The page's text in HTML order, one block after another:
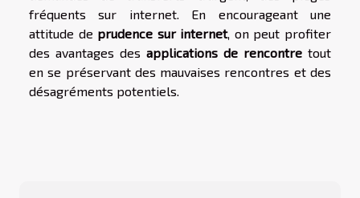
fréquents sur internet. En encourageant une
attitude de prudence sur internet, on peut profiter
des avantages des applications de rencontre tout
en se préservant des mauvaises rencontres et des
désagréments potentiels.